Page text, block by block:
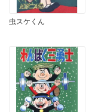
虫スケくん